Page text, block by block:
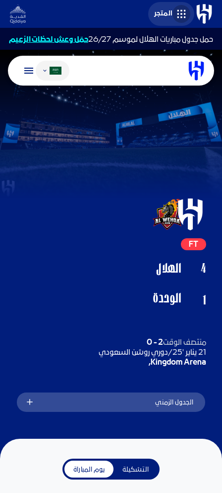
المتجر
حمل جدول مباريات الهلال لموسم 26/27 حمّل وعش لحظات الزعيم
تغيير اللغة
الهلال
الوحدة
FT
4
1
منتصف الوقت2
-
0
21 يناير '25
/دوري روشن السعودي
Kingdom Arena,
الجدول الزمني
التشكيلة يوم المباراة